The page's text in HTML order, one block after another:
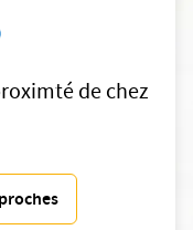
de chez